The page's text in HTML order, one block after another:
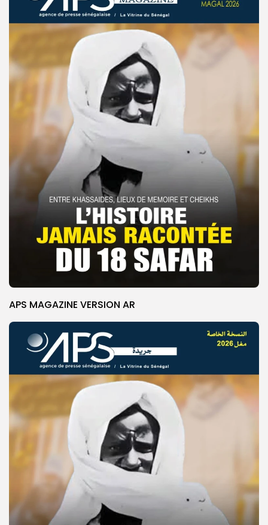
© Copyright 2025, APS
APS MAGAZINE VERSION AR